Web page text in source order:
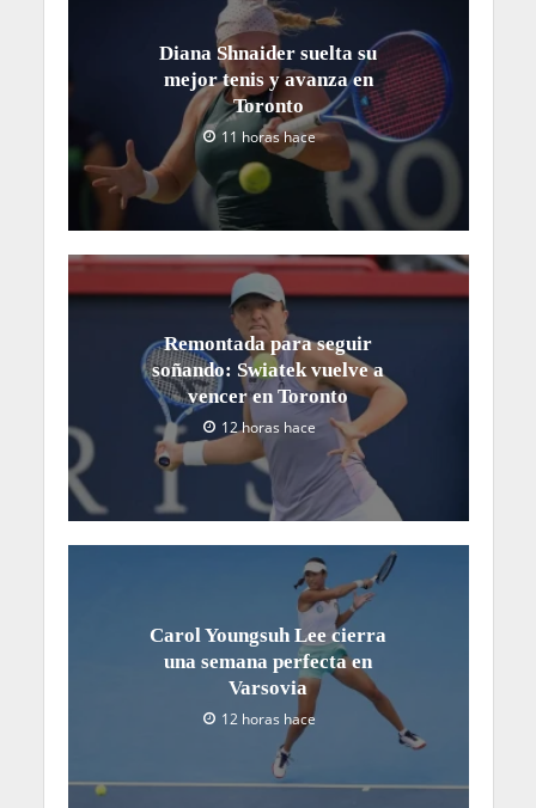
Diana Shnaider suelta su
mejor tenis y avanza en
Toronto
11 horas hace
Remontada para seguir
soñando: Swiatek vuelve a
vencer en Toronto
12 horas hace
Carol Youngsuh Lee cierra
una semana perfecta en
Varsovia
12 horas hace